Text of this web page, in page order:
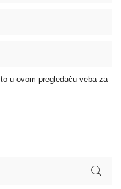
u ovom pregledaču veba za